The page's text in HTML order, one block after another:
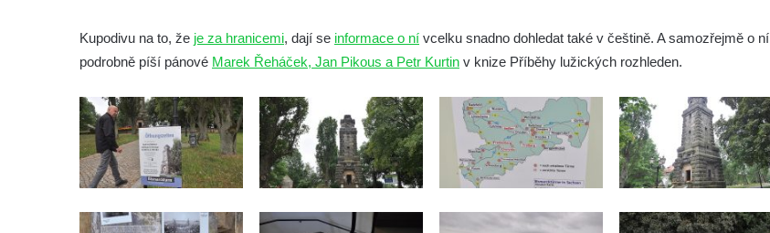
Vyhlídka na vrchu Hankehübel u Goßdorfu
Rozhledna Maják u Strupčic
Strupčic
Vyhlídka v ulici Pod Chloumečkem v
Chloumku
Vyhlídka u Lückendorfu IV
Vyhlídka u Lückendorfu III
Kupodivu na to, že je za hranicemi, dají se informace o ní vcelku snadno dohledat také v češtině. A samozřejmě o ní
podrobně píší pánové Marek Řeháček, Jan Pikous a Petr Kurtin v knize Příběhy lužických rozhleden.